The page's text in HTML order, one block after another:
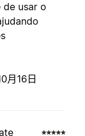
usar o
月16日